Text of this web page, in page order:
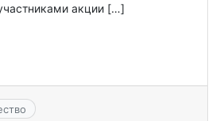
акции […]